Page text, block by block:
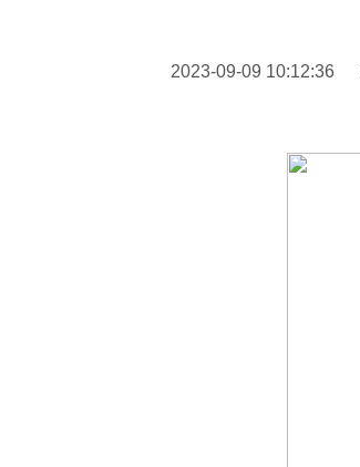
2023-09-09 10:12:36